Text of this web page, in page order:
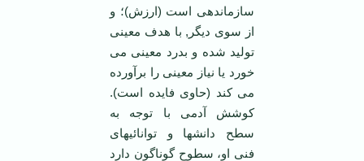
سازماندهی است (ارزش)؛ و
از سوی دیگر, با هدف معینی
تولید شده و بدرد معینی می
خورد یا نیاز معینی را برآورده
می کند (حاوی فایده است).
کوشش آدمی با توجه به
سطح دانشها و توانائیهای
فنی او، سطوح گوناگون دارد